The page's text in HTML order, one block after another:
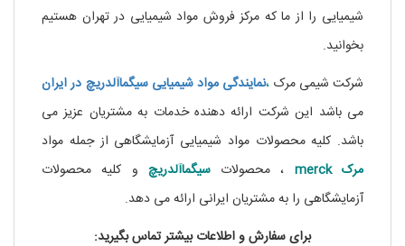
شیمیایی را از ما که مرکز فروش مواد شیمیایی در تهران هستیم
بخوانید.
شرکت شیمی مرک نمایندگی مواد شیمیایی سیگماآلدریچ در ایران
می باشد این شرکت ارائه دهنده خدمات به مشتریان عزیز می
باشد. کلیه محصولات مواد شیمیایی آزمایشگاهی از جمله مواد
merck، محصولاتسیگماآلدریچو کلیه محصولات
آزمایشگاهی را به مشتریان ایرانی ارائه می دهد.
برای سفارش و اطلاعات بیشتر تماس بگیرید: